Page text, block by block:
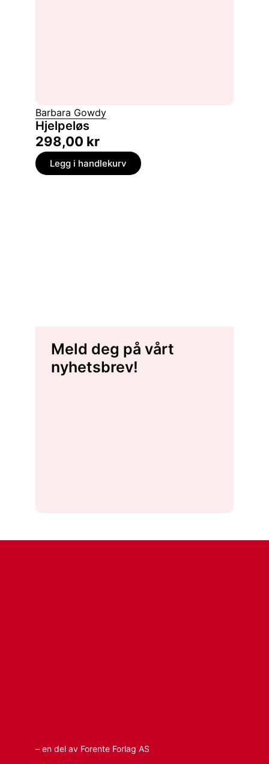
Barbara Gowdy
Hjelpeløs
298,00 kr
Legg i handlekurv
Meld deg på vårt
nyhetsbrev!
– en del av Forente Forlag AS